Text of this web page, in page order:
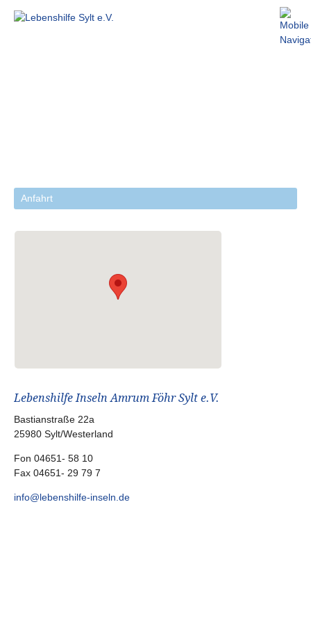
Anfahrt
Lebenshilfe Inseln Amrum Föhr Sylt e.V.
Bastianstraße 22a
25980 Sylt/Westerland
Fon 04651- 58 10
Fax 04651- 29 79 7
info@lebenshilfe-inseln.de